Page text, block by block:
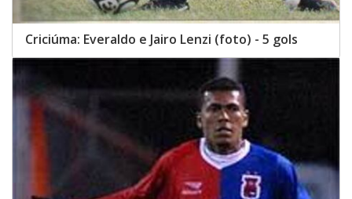
Criciúma: Everaldo e Jairo Lenzi (foto) - 5 gols